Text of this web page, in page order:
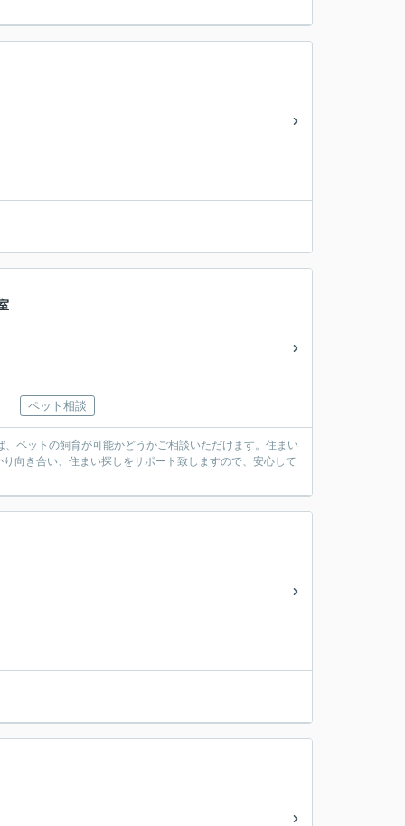
ペット相談
ペットの飼育が可能かどうかご相談いただけます。住まい
向き合い、住まい探しをサポート致しますので、安心して